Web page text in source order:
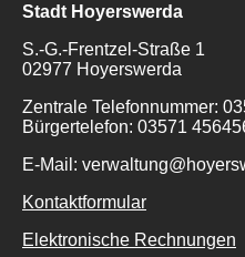
Stadt Hoyerswerda
S.-G.-Frentzel-Straße 1
02977 Hoyerswerda
Zentrale Telefonnummer:
Bürgertelefon: 03571
E-Mail:
Kontaktformular
Elektronische Rechnungen